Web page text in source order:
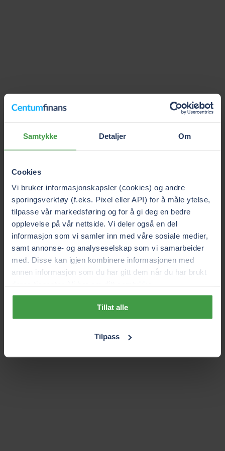
Samtykke Detaljer Om
Cookies
Vi bruker informasjonskapsler (cookies) og andre
sporingsverktøy (f.eks. Pixel eller API) for å måle ytelse,
tilpasse vår markedsføring og for å gi deg en bedre
opplevelse på vår nettside. Vi deler også en del
informasjon som vi samler inn med våre sosiale medier,
samt annonse- og analyseselskap som vi samarbeider
med. Disse kan igjen kombinere informasjonen med
annen informasjon som du har gitt dem når du har brukt
Tillat alle
Tilpass